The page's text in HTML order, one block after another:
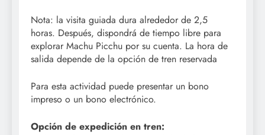
Nota: la visita guiada dura alrededor de 2,5
horas. Después, dispondrá de tiempo libre para
explorar Machu Picchu por su cuenta. La hora de
salida depende de la opción de tren reservada
Para esta actividad puede presentar un bono
impreso o un bono electrónico.
Opción de expedición en tren: